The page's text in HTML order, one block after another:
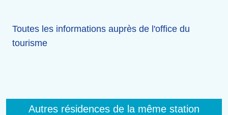
Toutes les informations auprès de l'office du
tourisme
Autres résidences de la même station